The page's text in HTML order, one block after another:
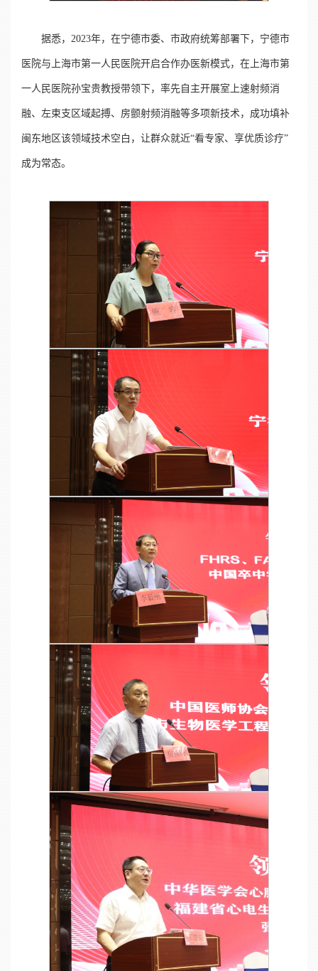
据悉，2023年，在宁德市委、市政府统筹部署下，宁德市
医院与上海市第一人民医院开启合作办医新模式，在上海市第
一人民医院孙宝贵教授带领下，率先自主开展室上速射频消
融、左束支区域起搏、房颤射频消融等多项新技术，成功填补
闽东地区该领域技术空白，让群众就近“看专家、享优质诊疗”
成为常态。